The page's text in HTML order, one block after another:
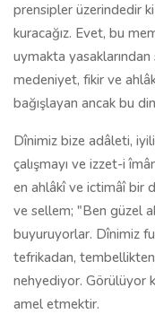
prensipler üzerindedir ki
kuracağız. Evet, bu
uymakta yasaklarından
medeniyet, fikir ve
bağışlayan ancak bu
Dînimiz bize adâleti,
çalışmayı ve izzet-i
en ahlâkî ve ictimâî bir
ve sellem; "Ben güzel
buyuruyorlar. Dînimiz
tefrikadan,
nehyediyor. Görülüyor
amel etmektir.